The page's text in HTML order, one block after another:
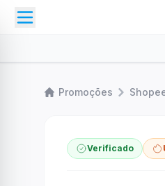
Promoções
Verificado